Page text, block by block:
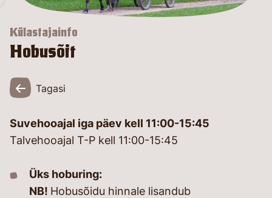
Külastajainfo
Hobusõit
Tagasi
Suvehooajal iga päev kell 11:00-15:45
Talvehooajal T-P kell 11:00-15:45
Üks hoburing:
NB! Hobusõidu hinnale lisandub